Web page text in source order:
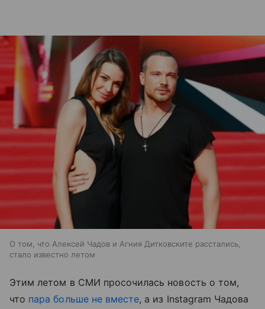
О том, что Алексей Чадов и Агния Дитковските расстались,
стало известно летом
Этим летом в СМИ просочилась новость о том,
что пара больше не вместе, а из Instagram Чадова